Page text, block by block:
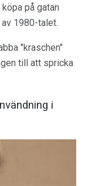
på gatan
1980-talet.
"kraschen"
till att spricka
i